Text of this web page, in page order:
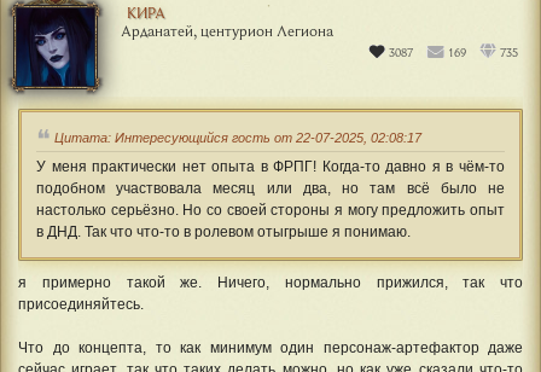
КИРА
Арданатей, центурион Легиона
3087 169 735
Цитата: Интересующийся гость от 22-07-2025, 02:08:17
У меня практически нет опыта в ФРПГ! Когда-то давно я в чём-то
подобном участвовала месяц или два, но там всё было не
настолько серьёзно. Но со своей стороны я могу предложить опыт
в ДНД. Так что что-то в ролевом отыгрыше я понимаю.
я примерно такой же. Ничего, нормально прижился, так что
присоединяйтесь.
Что до концепта, то как минимум один персонаж-артефактор даже